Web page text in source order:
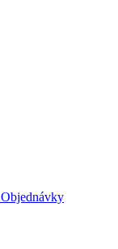
Objednávky